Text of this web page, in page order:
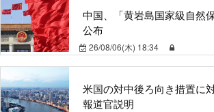
中国、「黄岩島国家級自然
公布
26/08/06(木) 18:34
米国の対中後ろ向き措置
報道官説明